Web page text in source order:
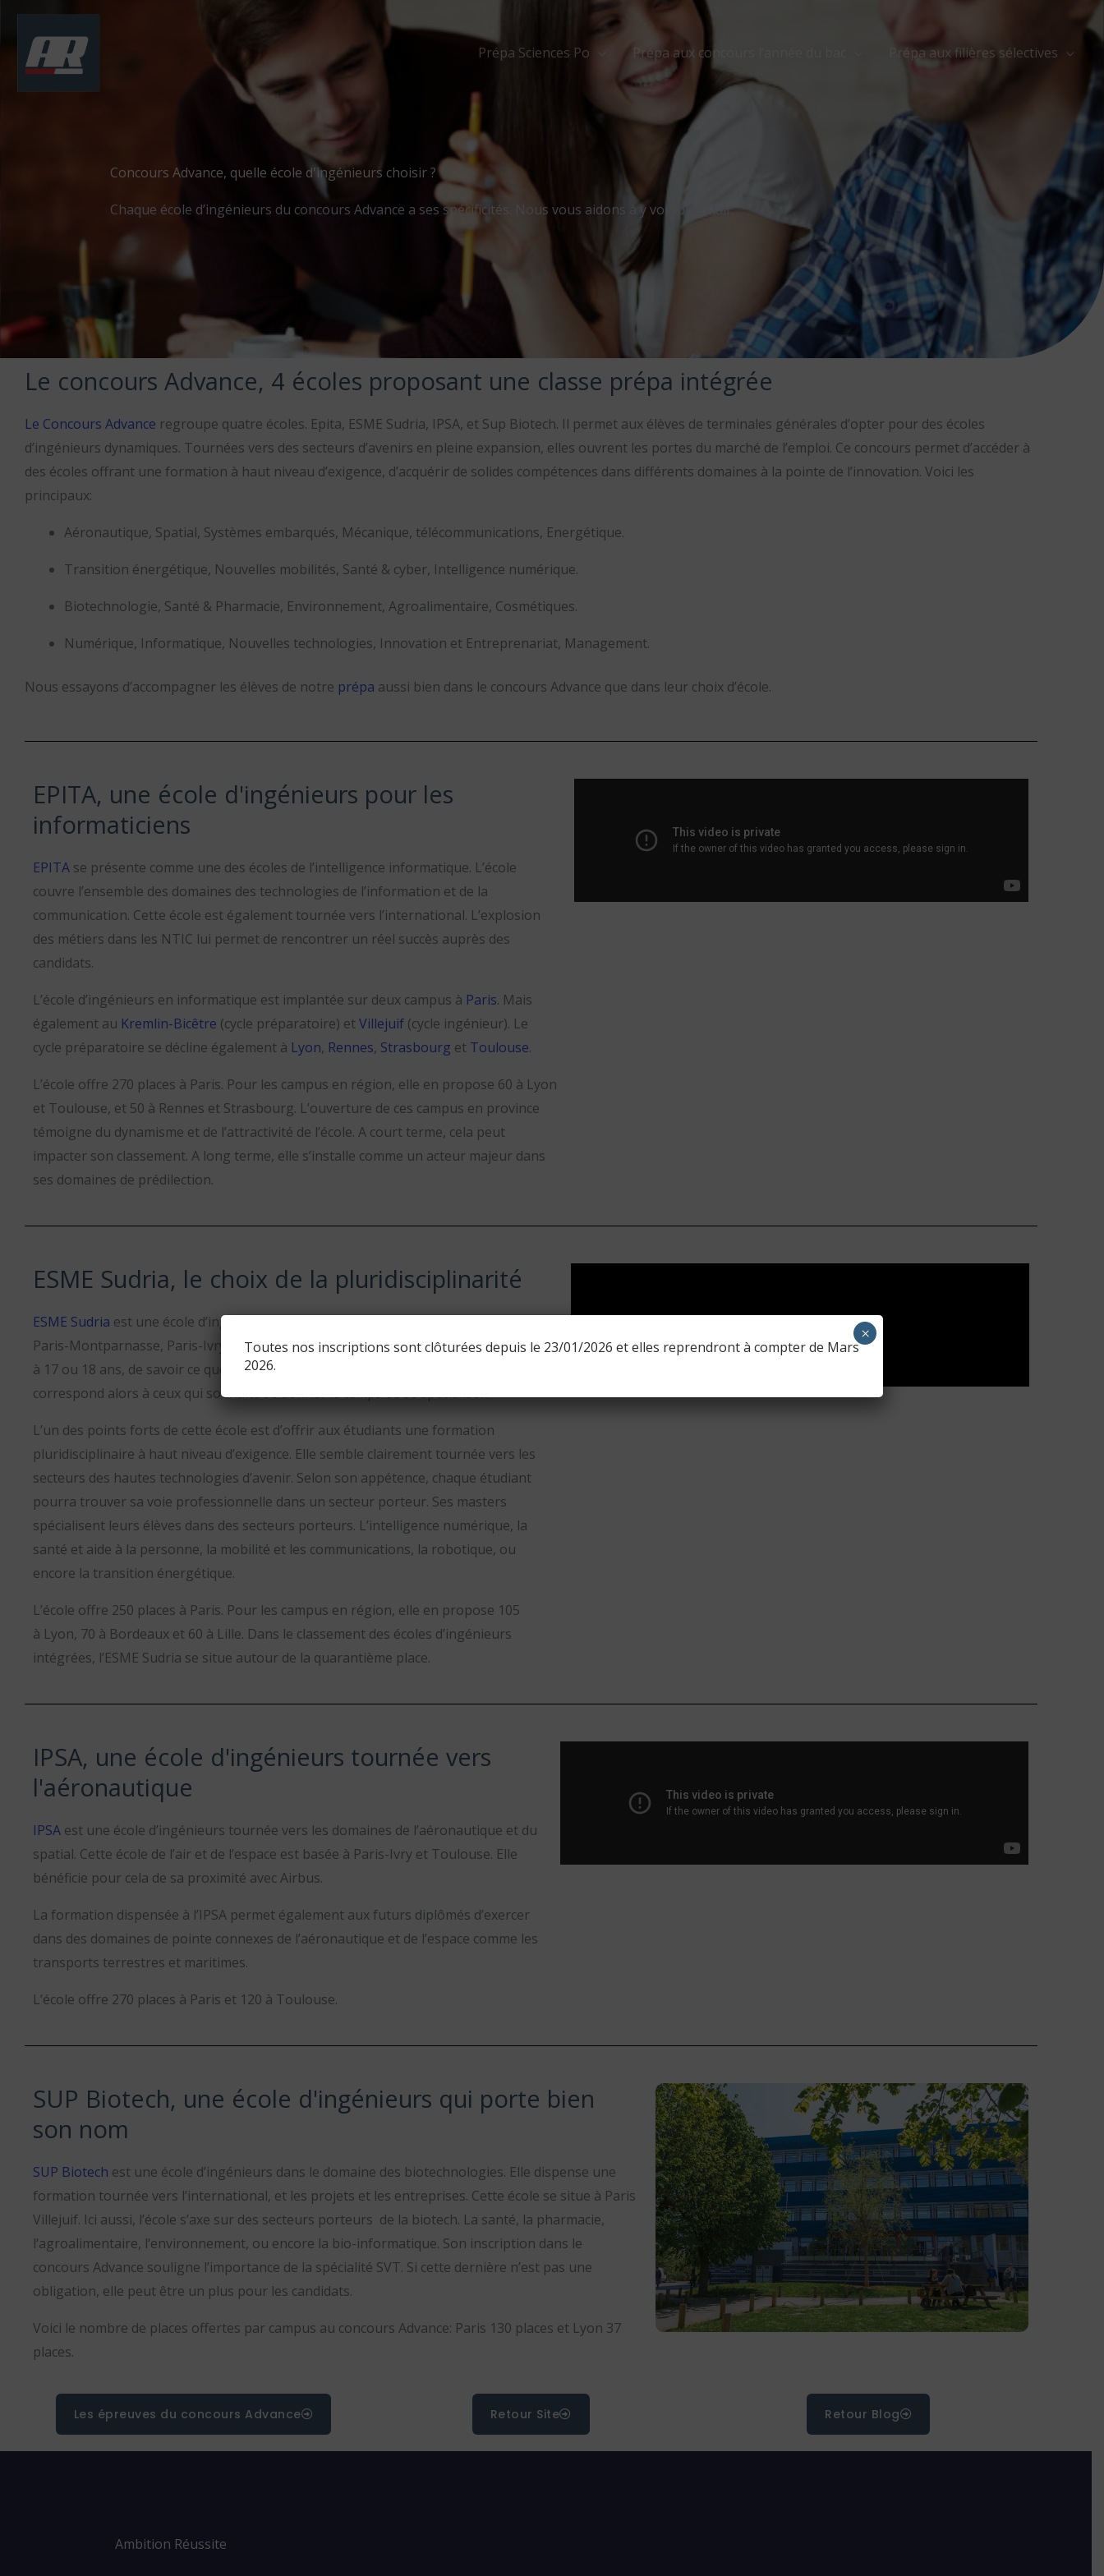
Aller
contenu
Prépa Sciences Po Prépa aux concours l’année du bac Prépa aux filières sélectives
Concours Advance, quelle école d'ingénieurs choisir ?
Chaque école d’ingénieurs du concours Advance a ses spécificités. Nous vous aidons à y voir plus clair.
Le concours Advance, 4 écoles proposant une classe prépa intégrée
Le Concours Advance regroupe quatre écoles. Epita, ESME Sudria, IPSA, et Sup Biotech. Il permet aux élèves de terminales générales d’opter pour des écoles
d’ingénieurs dynamiques. Tournées vers des secteurs d’avenirs en pleine expansion, elles ouvrent les portes du marché de l’emploi. Ce concours permet d’accéder à
des écoles offrant une formation à haut niveau d’exigence, d’acquérir de solides compétences dans différents domaines à la pointe de l’innovation. Voici les
principaux:
Aéronautique, Spatial, Systèmes embarqués, Mécanique, télécommunications, Energétique.
Transition énergétique, Nouvelles mobilités, Santé & cyber, Intelligence numérique.
Biotechnologie, Santé & Pharmacie, Environnement, Agroalimentaire, Cosmétiques.
Numérique, Informatique, Nouvelles technologies, Innovation et Entreprenariat, Management.
Nous essayons d’accompagner les élèves de notre prépa aussi bien dans le concours Advance que dans leur choix d’école.
EPITA, une école d'ingénieurs pour les
informaticiens
EPITA se présente comme une des écoles de l’intelligence informatique. L’école
couvre l’ensemble des domaines des technologies de l’information et de la
communication. Cette école est également tournée vers l’international. L’explosion
des métiers dans les NTIC lui permet de rencontrer un réel succès auprès des
candidats.
L’école d’ingénieurs en informatique est implantée sur deux campus à Paris. Mais
également au Kremlin-Bicêtre (cycle préparatoire) etVillejuif (cycle ingénieur). Le
cycle préparatoire se décline également à Lyon, Rennes, Strasbourg et Toulouse.
L’école offre 270 places à Paris. Pour les campus en région, elle en propose 60 à Lyon
et Toulouse, et 50 à Rennes et Strasbourg. L’ouverture de ces campus en province
témoigne du dynamisme et de l’attractivité de l’école. A court terme, cela peut
impacter son classement. A long terme, elle s’installe comme un acteur majeur dans
ses domaines de prédilection.
ESME Sudria, le choix de la pluridisciplinarité
ESME Sudria est une école d’ingénieurs pluridisciplinaire, basée sur différents sites:
Paris-Montparnasse, Paris-Ivry, Lille, Bordeaux et Lyon. Il n’est pas toujours évident,
à 17 ou 18 ans, de savoir ce que l’on souhaite faire plus tard. ESME Sudria
correspond alors à ceux qui souhaite se donner le temps de se spécialiser.
L’un des points forts de cette école est d’offrir aux étudiants une formation
pluridisciplinaire à haut niveau d’exigence. Elle semble clairement tournée vers les
secteurs des hautes technologies d’avenir. Selon son appétence, chaque étudiant
pourra trouver sa voie professionnelle dans un secteur porteur. Ses masters
spécialisent leurs élèves dans des secteurs porteurs. L’intelligence numérique, la
santé et aide à la personne, la mobilité et les communications, la robotique, ou
encore la transition énergétique.
L’école offre 250 places à Paris. Pour les campus en région, elle en propose 105
à Lyon, 70 à Bordeaux et 60 à Lille. Dans le classement des écoles d’ingénieurs
intégrées, l’ESME Sudria se situe autour de la quarantième place.
IPSA, une école d'ingénieurs tournée vers
l'aéronautique
IPSA est une école d’ingénieurs tournée vers les domaines de l’aéronautique et du
spatial. Cette école de l’air et de l’espace est basée à Paris-Ivry et Toulouse. Elle
bénéficie pour cela de sa proximité avec Airbus.
La formation dispensée à l’IPSA permet également aux futurs diplômés d’exercer
dans des domaines de pointe connexes de l’aéronautique et de l’espace comme les
transports terrestres et maritimes.
L’école offre 270 places à Paris et 120 à Toulouse.
SUP Biotech, une école d'ingénieurs qui porte bien
son nom
SUP Biotech est une école d’ingénieurs dans le domaine des biotechnologies. Elle dispense une
formation tournée vers l’international, et les projets et les entreprises. Cette école se situe à Paris
Villejuif. Ici aussi, l’école s’axe sur des secteurs porteurs de la biotech. La santé, la pharmacie,
l‘agroalimentaire, l‘environnement, ou encore la bio-informatique. Son inscription dans le
concours Advance souligne l’importance de la spécialité SVT. Si cette dernière n’est pas une
obligation, elle peut être un plus pour les candidats.
Voici le nombre de places offertes par campus au concours Advance: Paris 130 places et Lyon 37
places.
Les épreuves du concours Advance Retour Site Retour Blog
Ambition Réussite
Toutes nos inscriptions sont clôturées depuis le 23/01/2026 et elles reprendront à compter de Mars
2026.
×